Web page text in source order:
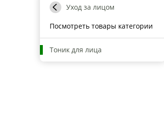
Уход за лицом
Посмотреть товары категории
Тоник для лица